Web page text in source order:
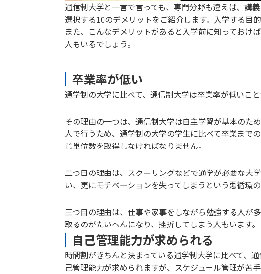
通信制大学と一言で言っても、専門分野も違えば、講
選択する10のデメリットをご紹介します。入学する目
また、こんなデメリットがあると入学前に知っておけ
人もいるでしょう。
卒業率が低い
通学制の大学に比べて、通信制大学は卒業率が低いこと
その理由の一つは、通信制大学は自主学習が基本のた
人で行うため、通学制の大学の学生に比べて卒業まで
じ単位数を取得しなければなりません。
二つ目の理由は、スクーリングなどで通学が必要な大
い、更にモチベーションを失ってしまうという悪循環
三つ目の理由は、仕事や家事をしながら勉強する人が
取るのがたいへんになり、挫折してしまう人もいます。
自己管理能力が求められる
時間割がきちんと決まっている通学制大学に比べて、
己管理能力が求められますが、スケジュール管理が苦